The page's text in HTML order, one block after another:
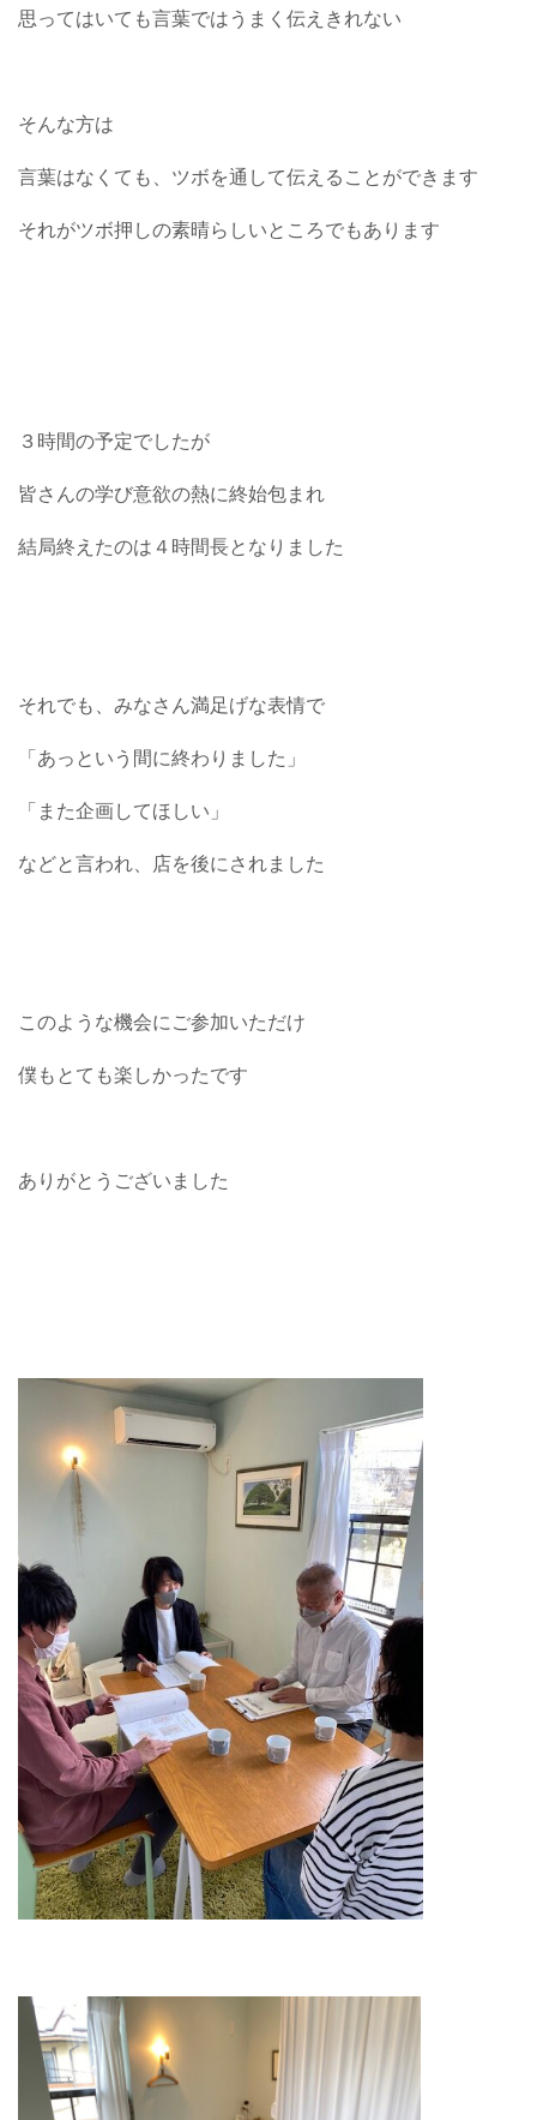
思ってはいても言葉ではうまく伝えきれない
そんな方は
言葉はなくても、ツボを通して伝えることができます
それがツボ押しの素晴らしいところでもあります
３時間の予定でしたが
皆さんの学び意欲の熱に終始包まれ
結局終えたのは４時間長となりました
それでも、みなさん満足げな表情で
「あっという間に終わりました」
「また企画してほしい」
などと言われ、店を後にされました
このような機会にご参加いただけ
僕もとても楽しかったです
ありがとうございました